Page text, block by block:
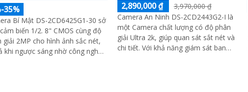
35%
Bí Mật DS-2CD6425G1-30 sở
biến 1/2. 8" CMOS cùng độ
giải 2MP cho hình ảnh sắc nét,
khi ngược sáng nhờ công nghệ
2,890,000 ₫
3,970,000 ₫
Camera An Ninh DS-2CD2443G2-I là
một Camera chất lượng có độ phân
giải Ultra 2k, giúp quan sát sắt nét và
chi tiết. Với khả năng giám sát ban